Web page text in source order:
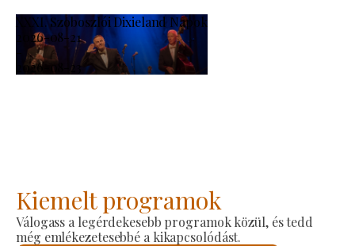
XXXI. Szoboszlói Dixieland Napok
2026-08-21
-
2026-08-23
Kiemelt programok
Válogass a legérdekesebb programok közül, és tedd
még emlékezetesebbé a kikapcsolódást.